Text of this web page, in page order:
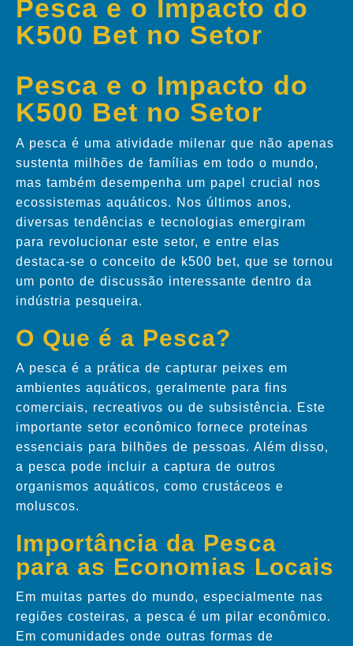
Pesca e o Impacto do
K500 Bet no Setor
Pesca e o Impacto do
K500 Bet no Setor
A pesca é uma atividade milenar que não apenas
sustenta milhões de famílias em todo o mundo,
mas também desempenha um papel crucial nos
ecossistemas aquáticos. Nos últimos anos,
diversas tendências e tecnologias emergiram
para revolucionar este setor, e entre elas
destaca-se o conceito de k500 bet, que se tornou
um ponto de discussão interessante dentro da
indústria pesqueira.
O Que é a Pesca?
A pesca é a prática de capturar peixes em
ambientes aquáticos, geralmente para fins
comerciais, recreativos ou de subsistência. Este
importante setor econômico fornece proteínas
essenciais para bilhões de pessoas. Além disso,
a pesca pode incluir a captura de outros
organismos aquáticos, como crustáceos e
moluscos.
Importância da Pesca
para as Economias Locais
Em muitas partes do mundo, especialmente nas
regiões costeiras, a pesca é um pilar econômico.
Em comunidades onde outras formas de